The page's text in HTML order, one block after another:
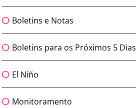
Boletins e Notas
Boletins para os Próximos 5 Dias
El Niño
Monitoramento